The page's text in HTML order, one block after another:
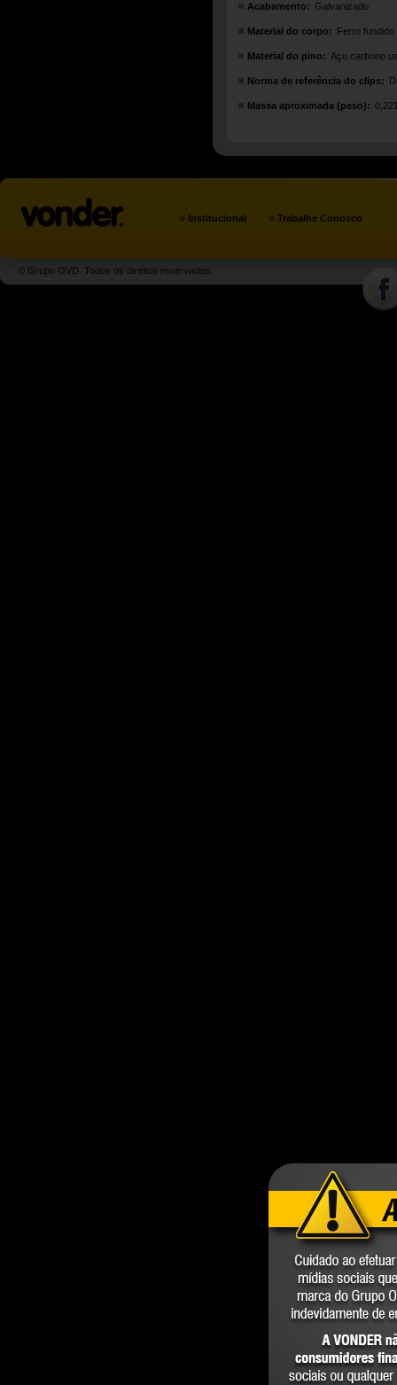
Acabamento: Galvanizado
Material do corpo: Ferro fundido
Material do pino: Aço carbono
Norma de referência do clips:
Massa aproximada (peso):
» Institucional » Trabalhe Conosco
© Grupo OVD. Todos os direitos reservados.